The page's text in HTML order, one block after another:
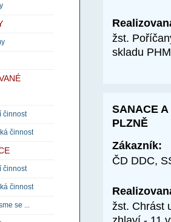
žst.
skladu PHM
SANACE
PLZNĚ
Zákazník:
ČD DDC,
žst. Chrást
činnost
činnost
činnost
činnost
se ...